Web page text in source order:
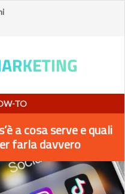
TO
a cosa serve e quali
farla davvero